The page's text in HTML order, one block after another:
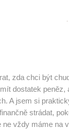
zda chci být
dostatek
A jsem si
strádat,
ne vždy máme na